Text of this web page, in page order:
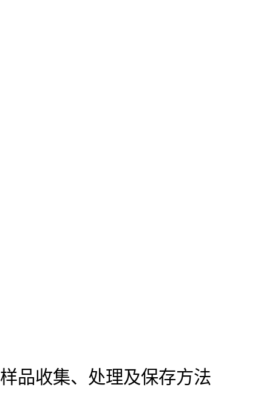
样品收集、处理及保存方法